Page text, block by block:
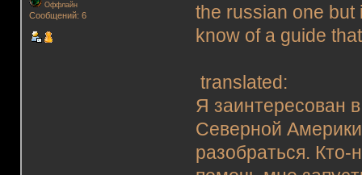
Оффлайн
Сообщений: 6
the russian one but
know of a guide
translated:
Я заинтересован
Северной
разобраться. Кто-